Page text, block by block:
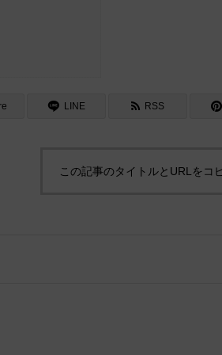
LINE RSS
この記事のタイトルとURLをコ